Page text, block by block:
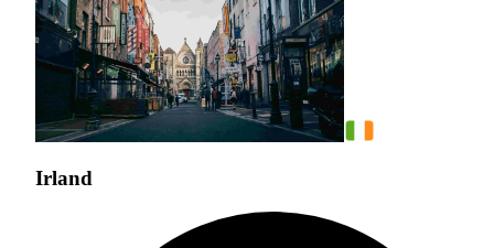
Irland